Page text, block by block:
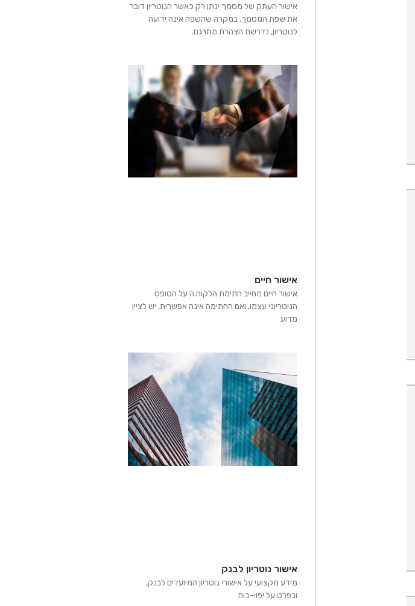
אישור העתק של מסמך ינתן רק כאשר הנוטריון דובר
את שפת המסמך. במקרה שהשפה אינה ידועה
לנוטריון, נדרשת הצהרת מתרגם.
אישור חיים
אישור חיים מחייב חתימת הלקוח.ה על הטופס
הנוטריוני עצמו, ואם החתימה אינה אפשרית, יש לציין
מדוע
אישור נוטריון לבנק
מידע מקצועי על אישורי נוטריון המיועדים לבנק,
ובפרט על יפוי-כוח